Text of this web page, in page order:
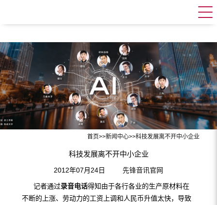
首页>>新闻中心>>科技发展离不开中小企业
科技发展离不开中小企业
2012年07月24日 先锋音讯官网
记者通过录音电话得知由于各行各业的生产原材料在
不断的上涨、劳动力的工资上调和人民币升值太快，导致